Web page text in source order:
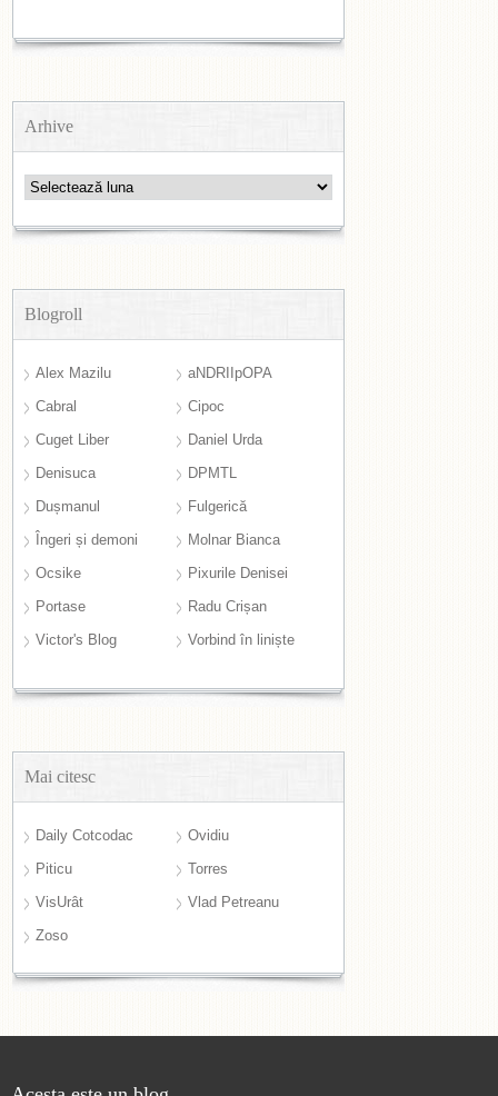
Arhive
Arhive
Blogroll
Alex Mazilu
aNDRIIpOPA
Cabral
Cipoc
Cuget Liber
Daniel Urda
Denisuca
DPMTL
Dușmanul
Fulgerică
Îngeri și demoni
Molnar Bianca
Ocsike
Pixurile Denisei
Portase
Radu Crișan
Victor's Blog
Vorbind în liniște
Mai citesc
Daily Cotcodac
Ovidiu
Piticu
Torres
VisUrât
Vlad Petreanu
Zoso